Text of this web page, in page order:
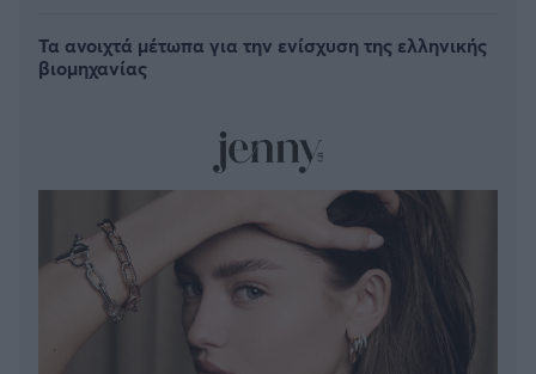
Τα ανοιχτά μέτωπα για την ενίσχυση της ελληνικής
βιομηχανίας